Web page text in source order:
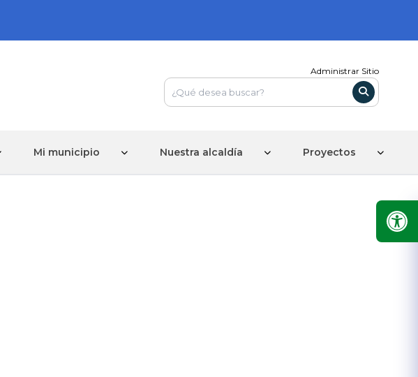
Administrar Sitio
Mi municipio Nuestra alcaldía Proyectos